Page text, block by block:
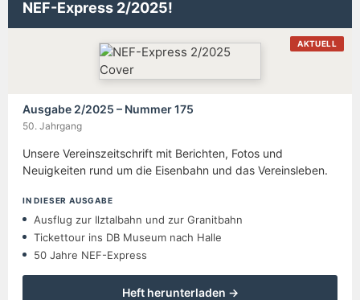
NEF-Express 2/2025!
AKTUELL
Ausgabe 2/2025 – Nummer 175
50. Jahrgang
Unsere Vereinszeitschrift mit Berichten, Fotos und
Neuigkeiten rund um die Eisenbahn und das Vereinsleben.
IN DIESER AUSGABE
Ausflug zur Ilztalbahn und zur Granitbahn
Tickettour ins DB Museum nach Halle
50 Jahre NEF-Express
Heft herunterladen →